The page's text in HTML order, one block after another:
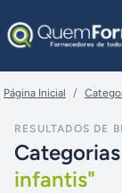
Página Inicial /
RESULTADOS DE
infantis"